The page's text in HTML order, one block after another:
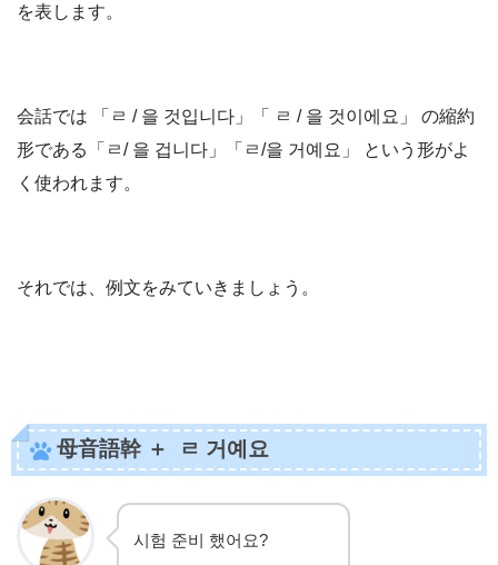
を表します。
会話では 「ㄹ / 을 것입니다」「 ㄹ / 을 것이에요」 の縮約
形である「ㄹ/ 을 겁니다」「ㄹ/을 거예요」 という形がよ
く使われます。
それでは、例文をみていきましょう。
母音語幹 ＋ ㄹ 거예요
시험 준비 했어요?